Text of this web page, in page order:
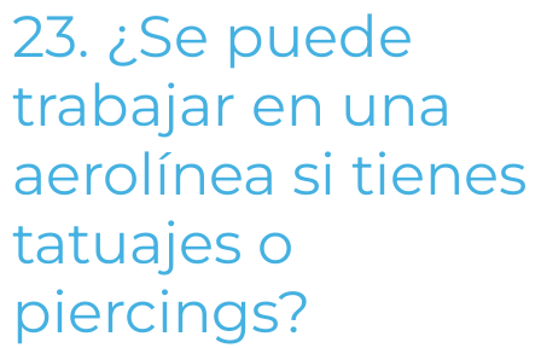
23. ¿Se puede
trabajar en una
aerolínea si tienes
tatuajes o
piercings?